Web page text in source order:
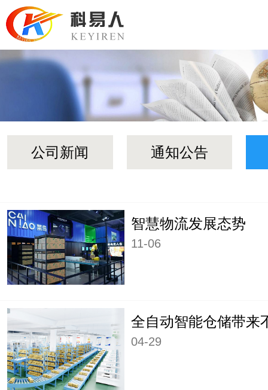
公司新闻 通知公告
智慧物流发展态势
11-06
04-29